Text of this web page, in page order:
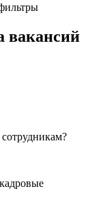
вакансий